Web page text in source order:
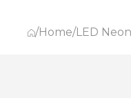
/Home/LED